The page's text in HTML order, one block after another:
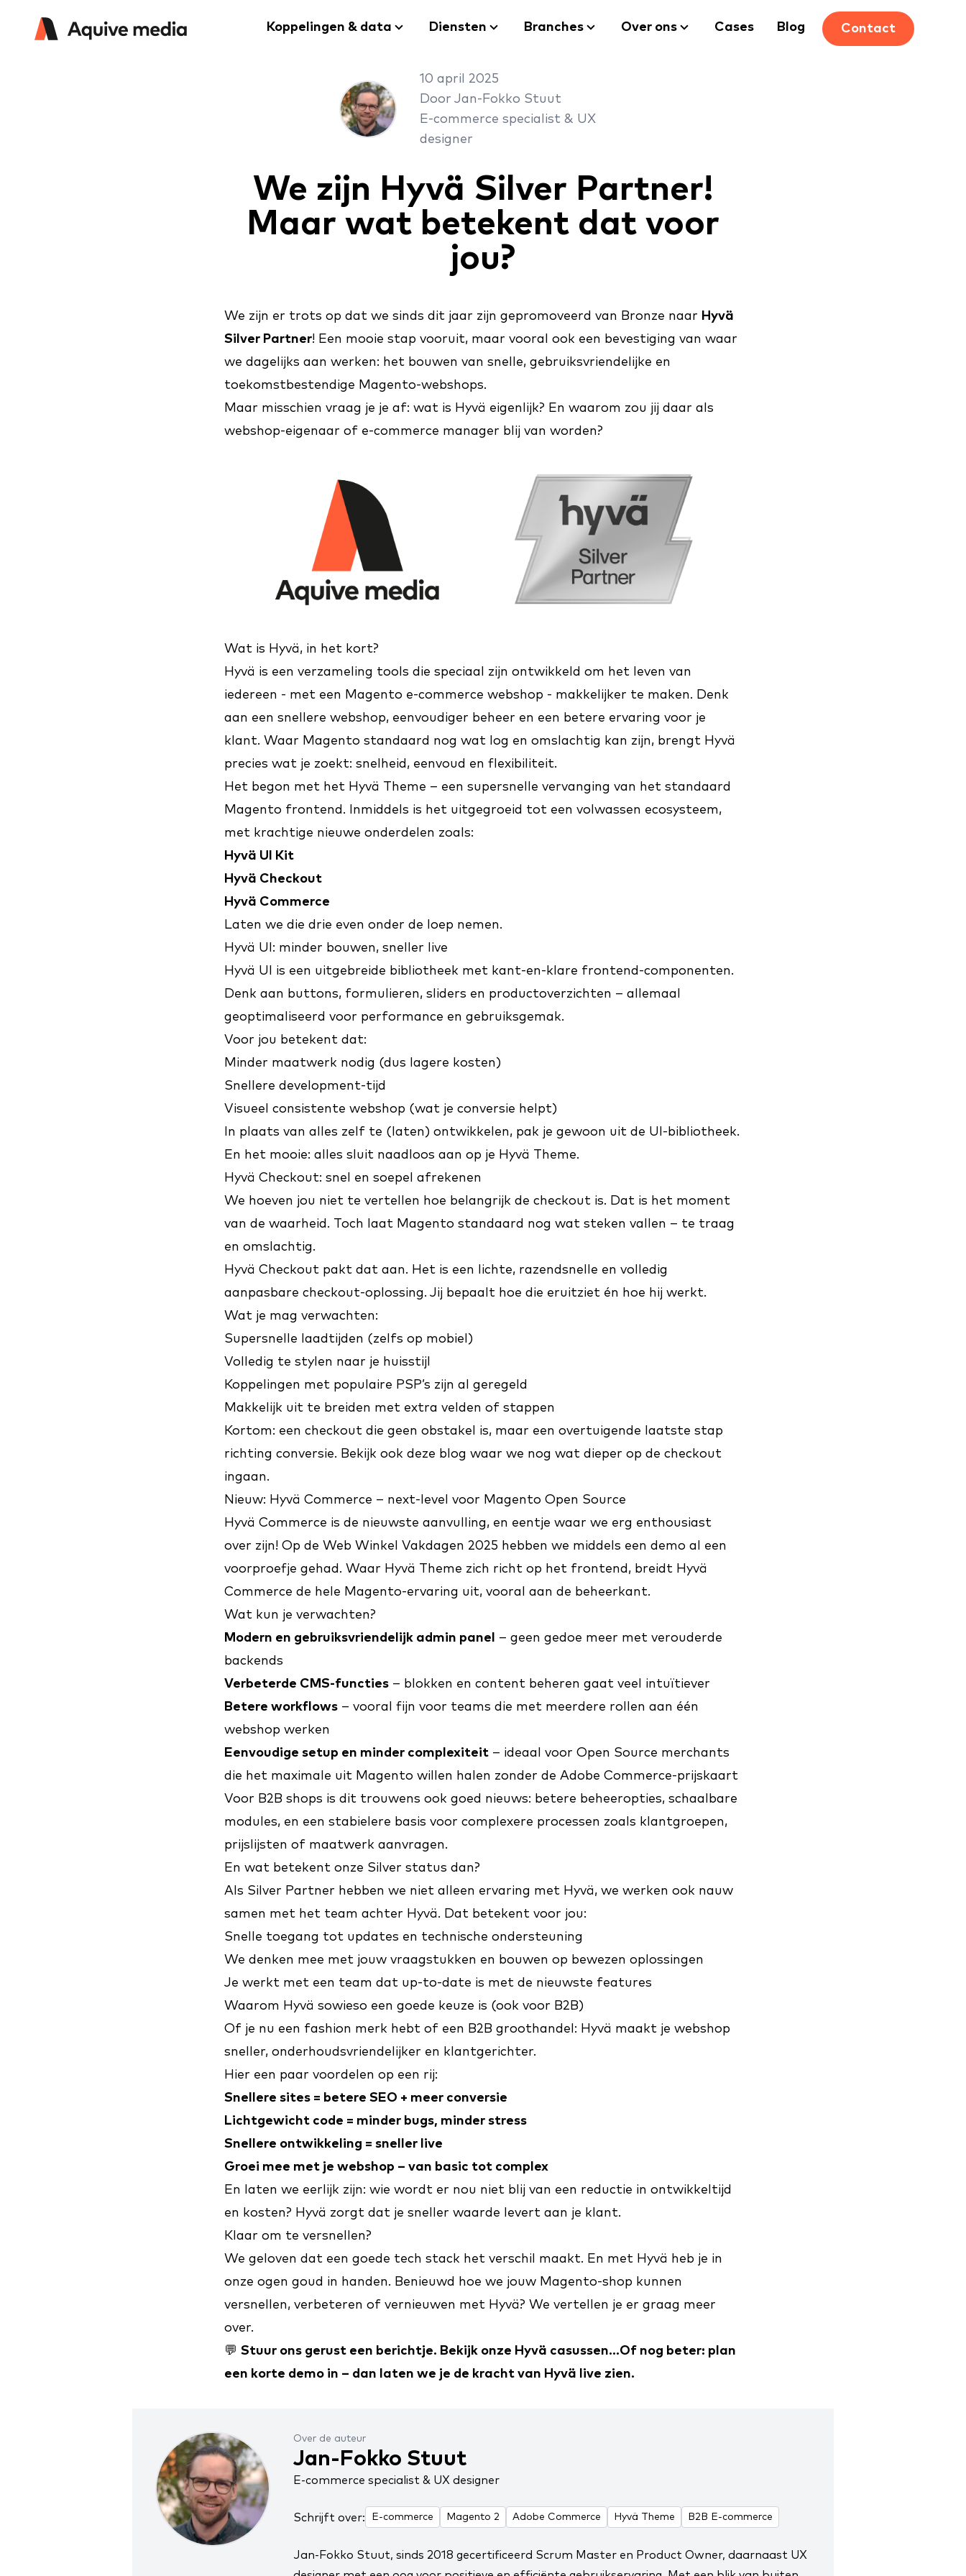
Koppelingen & data Diensten Branches Over ons Cases Blog Contact
10 april 2025
Door Jan-Fokko Stuut
E-commerce specialist & UX
designer
We zijn Hyvä Silver Partner!
Maar wat betekent dat voor
jou?
We zijn er trots op dat we sinds dit jaar zijn gepromoveerd van Bronze naar Hyvä
Silver Partner! Een mooie stap vooruit, maar vooral ook een bevestiging van waar
we dagelijks aan werken: het bouwen van snelle, gebruiksvriendelijke en
toekomstbestendige Magento-webshops.
Maar misschien vraag je je af: wat is Hyvä eigenlijk? En waarom zou jij daar als
webshop-eigenaar of e-commerce manager blij van worden?
Wat is Hyvä, in het kort?
Hyvä is een verzameling tools die speciaal zijn ontwikkeld om het leven van
iedereen - met een Magento e-commerce webshop - makkelijker te maken. Denk
aan een snellere webshop, eenvoudiger beheer en een betere ervaring voor je
klant. Waar Magento standaard nog wat log en omslachtig kan zijn, brengt Hyvä
precies wat je zoekt: snelheid, eenvoud en flexibiliteit.
Het begon met het Hyvä Theme – een supersnelle vervanging van het standaard
Magento frontend. Inmiddels is het uitgegroeid tot een volwassen ecosysteem,
met krachtige nieuwe onderdelen zoals:
Hyvä UI Kit
Hyvä Checkout
Hyvä Commerce
Laten we die drie even onder de loep nemen.
Hyvä UI: minder bouwen, sneller live
Hyvä UI
is een uitgebreide bibliotheek met kant-en-klare frontend-componenten.
Denk aan buttons, formulieren, sliders en productoverzichten – allemaal
geoptimaliseerd voor performance en gebruiksgemak.
Voor jou betekent dat:
Minder maatwerk nodig (dus lagere kosten)
Snellere development-tijd
Visueel consistente webshop (wat je conversie helpt)
In plaats van alles zelf te (laten) ontwikkelen, pak je gewoon uit de UI-bibliotheek.
En het mooie: alles sluit naadloos aan op je Hyvä Theme.
Hyvä Checkout: snel en soepel afrekenen
We hoeven jou niet te vertellen hoe belangrijk de checkout is. Dat is het moment
van de waarheid. Toch laat Magento standaard nog wat steken vallen – te traag
en omslachtig.
Hyvä Checkout pakt dat aan. Het is een lichte, razendsnelle en volledig
aanpasbare checkout-oplossing. Jij bepaalt hoe die eruitziet én hoe hij werkt.
Wat je mag verwachten:
Supersnelle laadtijden (zelfs op mobiel)
Volledig te stylen naar je huisstijl
Koppelingen met populaire PSP’s zijn al geregeld
Makkelijk uit te breiden met extra velden of stappen
Kortom: een checkout die geen obstakel is, maar een overtuigende laatste stap
richting conversie. Bekijk ook deze blog waar we nog wat dieper op de checkout
ingaan.
Nieuw: Hyvä Commerce – next-level voor Magento Open Source
Hyvä Commerce is de nieuwste aanvulling, en eentje waar we erg enthousiast
over zijn! Op de Web Winkel Vakdagen 2025 hebben we middels een demo al een
voorproefje gehad. Waar Hyvä Theme zich richt op het frontend, breidt Hyvä
Commerce de hele Magento-ervaring uit, vooral aan de beheerkant.
Wat kun je verwachten?
Modern en gebruiksvriendelijk admin panel
– geen gedoe meer met verouderde
backends
Verbeterde CMS-functies – blokken en content beheren gaat veel intuïtiever
Betere workflows – vooral fijn voor teams die met meerdere rollen aan één
webshop werken
Eenvoudige setup en minder complexiteit – ideaal voor Open Source merchants
die het maximale uit Magento willen halen zonder de Adobe Commerce-prijskaart
Voor B2B shops is dit trouwens ook goed nieuws: betere beheeropties, schaalbare
modules, en een stabielere basis voor complexere processen zoals klantgroepen,
prijslijsten of maatwerk aanvragen.
En wat betekent onze Silver status dan?
Als Silver Partner hebben we niet alleen ervaring met Hyvä, we werken ook nauw
samen met het team achter Hyvä. Dat betekent voor jou:
Snelle toegang tot updates en technische ondersteuning
We denken mee met jouw vraagstukken en bouwen op bewezen oplossingen
Je werkt met een team dat up-to-date is met de nieuwste features
Waarom Hyvä sowieso een goede keuze is (ook voor B2B)
Of je nu een fashion merk hebt of een B2B groothandel: Hyvä maakt je webshop
sneller, onderhoudsvriendelijker en klantgerichter.
Hier een paar voordelen op een rij:
Snellere sites = betere SEO + meer conversie
Lichtgewicht code = minder bugs, minder stress
Snellere ontwikkeling = sneller live
Groei mee met je webshop – van basic tot complex
En laten we eerlijk zijn: wie wordt er nou niet blij van een reductie in ontwikkeltijd
en kosten? Hyvä zorgt dat je sneller waarde levert aan je klant.
Klaar om te versnellen?
We geloven dat een goede tech stack het verschil maakt. En met Hyvä heb je in
onze ogen goud in handen. Benieuwd hoe we jouw Magento-shop kunnen
versnellen, verbeteren of vernieuwen met Hyvä? We vertellen je er graag meer
over.
💬 Stuur ons gerust een berichtje. Bekijk onze Hyvä casussen...Of nog beter: plan
een korte demo in – dan laten we je de kracht van Hyvä live zien.
Over de auteur
Jan-Fokko Stuut
E-commerce specialist & UX designer
Schrijft over: E-commerce Magento 2 Adobe Commerce Hyvä Theme B2B E-commerce
Jan-Fokko Stuut, sinds 2018 gecertificeerd Scrum Master en Product Owner, daarnaast UX